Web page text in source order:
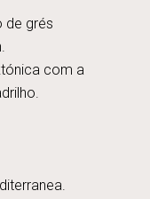
de grés
com a